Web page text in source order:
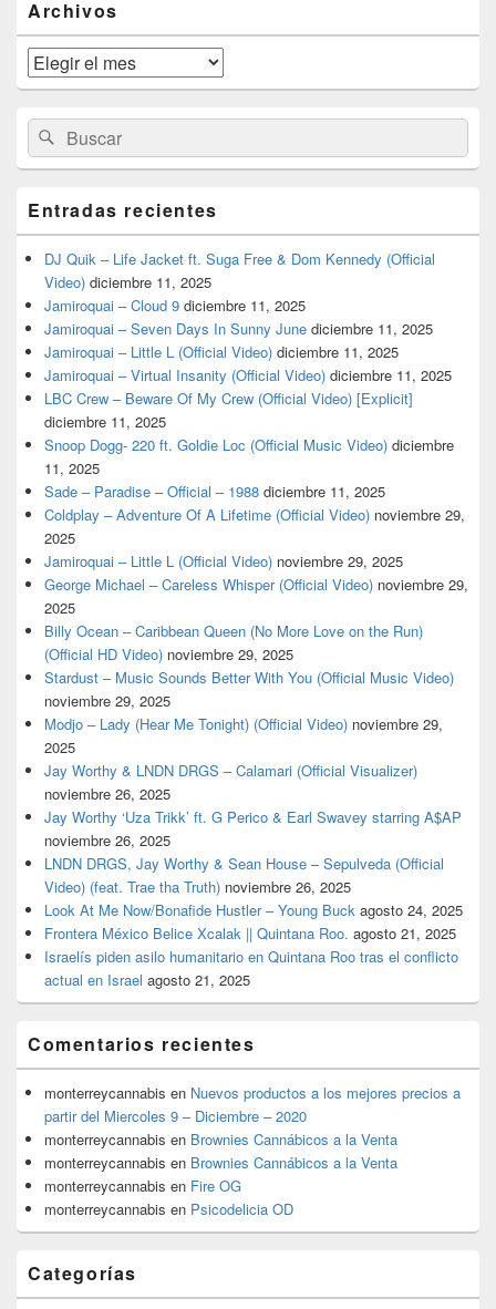
área
de
widget
barra
lateral
primaria
Archivos
Archivos
Buscar
por:
Buscar
Entradas recientes
DJ Quik – Life Jacket ft. Suga Free & Dom Kennedy (Official
Video) diciembre 11, 2025
Jamiroquai – Cloud 9 diciembre 11, 2025
Jamiroquai – Seven Days In Sunny June diciembre 11, 2025
Jamiroquai – Little L (Official Video) diciembre 11, 2025
Jamiroquai – Virtual Insanity (Official Video) diciembre 11, 2025
LBC Crew – Beware Of My Crew (Official Video) [Explicit]
diciembre 11, 2025
Snoop Dogg- 220 ft. Goldie Loc (Official Music Video) diciembre
11, 2025
Sade – Paradise – Official – 1988 diciembre 11, 2025
Coldplay – Adventure Of A Lifetime (Official Video) noviembre 29,
2025
Jamiroquai – Little L (Official Video) noviembre 29, 2025
George Michael – Careless Whisper (Official Video) noviembre 29,
2025
Billy Ocean – Caribbean Queen (No More Love on the Run)
(Official HD Video) noviembre 29, 2025
Stardust – Music Sounds Better With You (Official Music Video)
noviembre 29, 2025
Modjo – Lady (Hear Me Tonight) (Official Video) noviembre 29,
2025
Jay Worthy & LNDN DRGS – Calamari (Official Visualizer)
noviembre 26, 2025
Jay Worthy ‘Uza Trikk’ ft. G Perico & Earl Swavey starring A$AP
noviembre 26, 2025
LNDN DRGS, Jay Worthy & Sean House – Sepulveda (Official
Video) (feat. Trae tha Truth) noviembre 26, 2025
Look At Me Now/Bonafide Hustler – Young Buck agosto 24, 2025
Frontera México Belice Xcalak || Quintana Roo. agosto 21, 2025
Israelís piden asilo humanitario en Quintana Roo tras el conflicto
actual en Israel agosto 21, 2025
Comentarios recientes
monterreycannabis en Nuevos productos a los mejores precios a
partir del Miercoles 9 – Diciembre – 2020
monterreycannabis en Brownies Cannábicos a la Venta
monterreycannabis en Brownies Cannábicos a la Venta
monterreycannabis en Fire OG
monterreycannabis en Psicodelicia OD
Categorías